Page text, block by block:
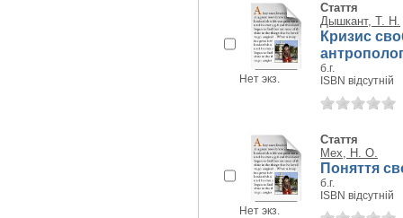
Нет экз.
Стаття
Дышкант, Т. Н.
Кризис
б.г.
ISBN відсутній
Нет экз.
Стаття
Мех, Н. О.
Поняття
б.г.
ISBN відсутній